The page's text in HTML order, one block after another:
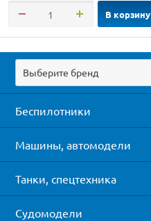
В корзину
Выберите бренд
Беспилотники
Машины, автомодели
Танки, спецтехника
Судомодели